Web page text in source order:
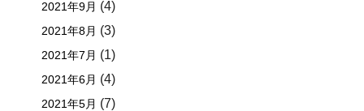
2021年9月 (4)
2021年8月 (3)
2021年7月 (1)
2021年6月 (4)
2021年5月 (7)